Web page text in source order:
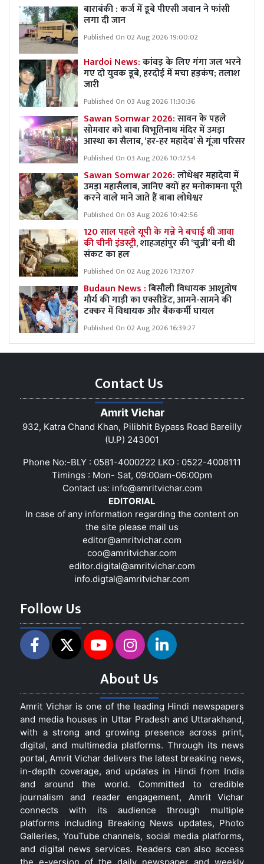
बाराबंकी : कर्ज में डूबे पीएसी जवान ने फांसी
लगा दी जान
Published On 02 Aug 2026 19:00:02
Hardoi News:कांवड़ के लिए गंगा जल भरने
गए दो युवक डूबे, हरदोई में मचा हड़कंप; तलाश
जारी
Published On 03 Aug 2026 11:30:36
Sawan Somwar 2026:सावन के पहले
सोमवार को बाबा विभूतिनाथ मंदिर में उमड़ा
आस्था का सैलाब, ‘हर-हर महादेव’ से गूंजा परिसर
Published On 03 Aug 2026 10:17:54
Sawan Somwar 2026:लोधेश्वर महादेवा में
उमड़ा महासैलाब, जानिए क्यों हर मनोकामना पूरी
करने वाले माने जाते हैं बाबा लोधेश्वर
Published On 03 Aug 2026 10:42:56
120 साल पहले यूपी के गन्ने ने बचाई थी जावा
की चीनी इंडस्ट्री,शाहजहांपुर की ‘चुन्नी’ बनी थी
संकट का हल
Published On 02 Aug 2026 17:37:07
Budaun News :बिसौली विधायक आशुतोष
मौर्य की गाड़ी का एक्सीडेंट, आमने-सामने की
टक्कर में विधायक और बैंककर्मी घायल
Published On 02 Aug 2026 16:39:27
Contact Us
Amrit Vichar
932, Katra Chand Khan, Pilibhit Bypass Road Bareilly
(U.P) 243001
Phone No:-BLY : 0581-4000222 LKO : 0522-4008111
Timings : Mon- Sat, 09:00am-06:00pm
Contact us: info@amritvichar.com
EDITORIAL
In case of any information regarding the content on
the site please mail us
editor@amritvichar.com
coo@amritvichar.com
editor.digital@amritvichar.com
info.digtal@amritvichar.com
Follow Us
About Us
Amrit Vichar is one of the leading Hindi newspapers
and media houses in Uttar Pradesh and Uttarakhand,
with a strong and growing presence across print,
digital, and multimedia platforms. Through its news
portal, Amrit Vichar delivers the latest breaking news,
in-depth coverage, and updates in Hindi from India
and around the world. Committed to credible
journalism and reader engagement, Amrit Vichar
connects with its audience through multiple
platforms including Breaking News updates, Photo
Galleries, YouTube channels, social media platforms,
and digital news services. Readers can also access
the e-version of the daily newspaper and weekly